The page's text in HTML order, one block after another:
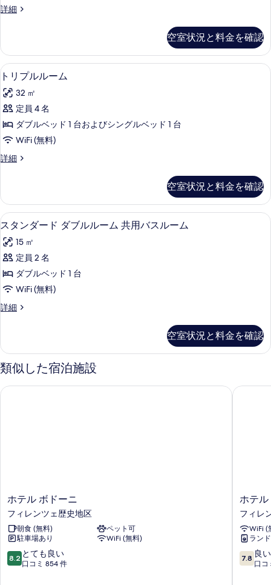
す
の
写
真
を
表
示
る
の
ル
ム
の
す
べ
て
の
写
真
示
す
る
詳細
ス
ー
ド
ル
ム
の
細
空室状況と料金を確認
ト
リ
プ
ル
ル
ム
す
べ
て
の
写
真
を
表
る
トリプルルーム | WiFi (無料)、客室
11
トリプルルーム
32 ㎡
定員 4 名
ダブルベッド 1 台およびシングルベッド 1 台
WiFi (無料)
詳細
ト
ル
ー
ム
詳
細
空室状況と料金を確認
ス
タ
ン
ダ
ー
ダ
ル
ル
ー
ム
ム
の
す
べ
て
スタンダード ダブルルーム 共用バ
18
スタンダード ダブルルーム 共用バスルーム
15 ㎡
定員 2 名
ダブルベッド 1 台
WiFi (無料)
詳細
ス
ー
ド
ダ
ル
ム
空室状況と料金を確認
類似した宿泊施設
ホ
テ
ル
ボ
ド
ー
ニ
ホテル ボドーニ
フィレンツェ歴史地区
朝食 (無料)
ペット可
駐車場あり
WiFi (無料)
10
段
8.2 とても良い
口コミ 854 件
ホテル ボドーニ
ホ
テ
ル
ア
バ
ー
コ
ホテ
フィレ
WiFi (
ラン
10
段
7.8 良い
口コ
ホテル